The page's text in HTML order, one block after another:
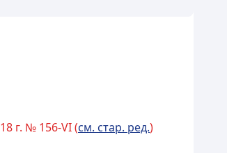
г. № 156-VI (см. стар. ред.)